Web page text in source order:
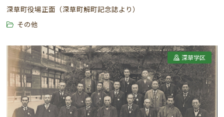
深草町役場正面（深草町解町記念誌より）
その他
深草学区